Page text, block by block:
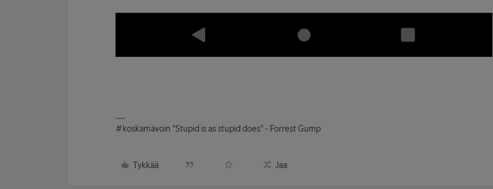
#koskamävoin "Stupid is as stupid does" - Forrest Gump
Tykkää Jaa